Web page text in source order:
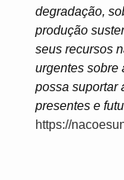
degradação,
produção
seus recursos
urgentes sobre
possa suportar
presentes e
https://